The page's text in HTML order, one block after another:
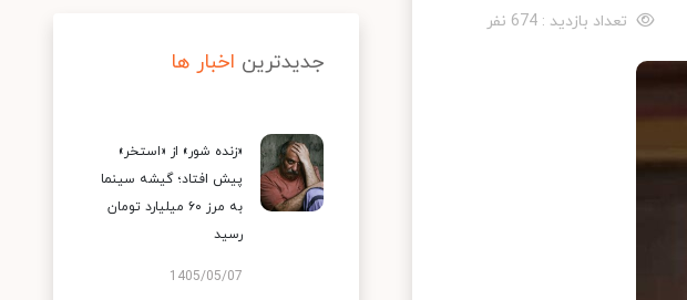
تعداد بازدید : 674 نفر
جدیدترین اخبار ها
«زنده شور» از «استخر»
پیش افتاد؛ گیشه سینما
به مرز ۶۰ میلیارد تومان
رسید
1405/05/07